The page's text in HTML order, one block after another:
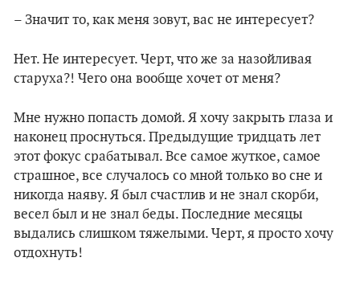
– Значит то, как меня зовут, вас не интересует?
Нет. Не интересует. Черт, что же за назойливая
старуха?! Чего она вообще хочет от меня?
Мне нужно попасть домой. Я хочу закрыть глаза и
наконец проснуться. Предыдущие тридцать лет
этот фокус срабатывал. Все самое жуткое, самое
страшное, все случалось со мной только во сне и
никогда наяву. Я был счастлив и не знал скорби,
весел был и не знал беды. Последние месяцы
выдались слишком тяжелыми. Черт, я просто хочу
отдохнуть!